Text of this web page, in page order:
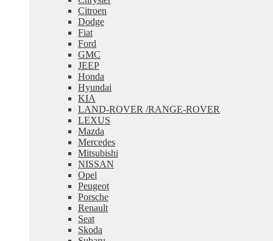
Citroen
Dodge
Fiat
Ford
GMC
JEEP
Honda
Hyundai
KIA
LAND-ROVER /RANGE-ROVER
LEXUS
Mazda
Mercedes
Mitsubishi
NISSAN
Opel
Peugeot
Porsche
Renault
Seat
Skoda